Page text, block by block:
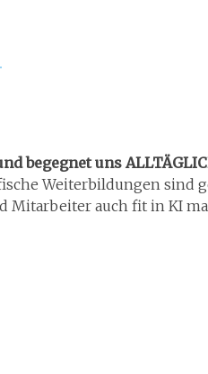
begegnet uns
Weiterbildungen sind
Mitarbeiter auch fit in KI